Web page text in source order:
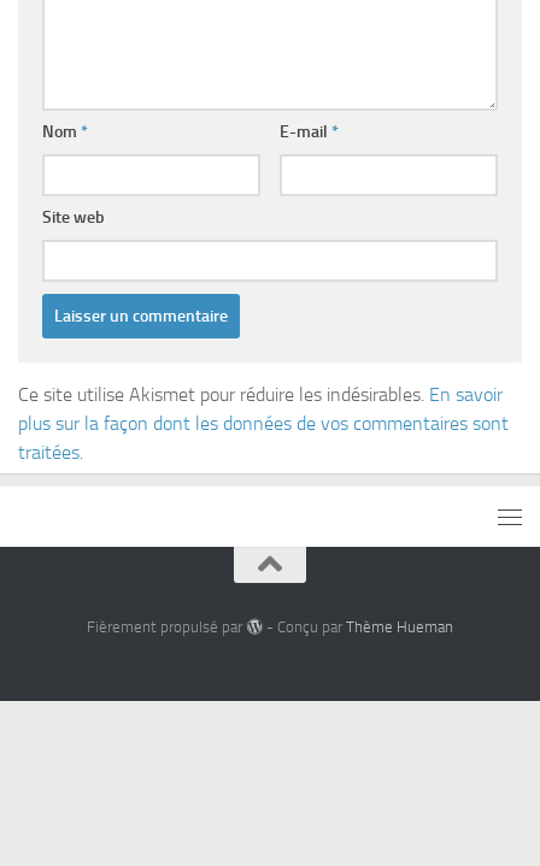
Nom * E-mail *
Site web
Ce site utilise Akismet pour réduire les indésirables. En savoir
plus sur la façon dont les données de vos commentaires sont
traitées
Fièrement propulsé par - Conçu par Thème Hueman